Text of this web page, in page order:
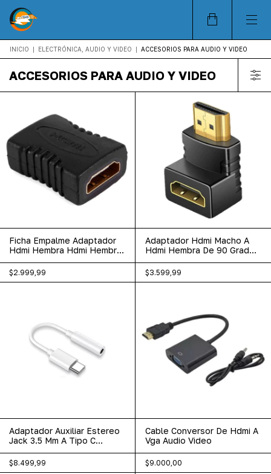
INICIO | ELECTRÓNICA, AUDIO Y VIDEO | ACCESORIOS PARA AUDIO Y VIDEO
ACCESORIOS PARA AUDIO Y VIDEO
Ficha Empalme Adaptador
Hdmi Hembra Hdmi Hembra
$2.999,99
Adaptador Hdmi Macho A
Hdmi Hembra De 90 Grados
$3.599,99
Adaptador Auxiliar Estereo
Jack 3.5 Mm A Tipo C
$8.499,99
Cable Conversor De Hdmi A
Vga Audio Video
$9.000,00